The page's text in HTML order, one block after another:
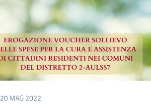
20 MAG 2022